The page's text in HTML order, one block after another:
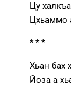
Цу
Цхьаммо
* * *
Хьан бах
Йоза а